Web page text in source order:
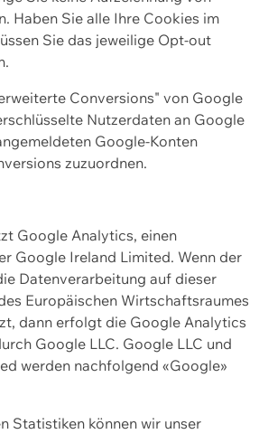
Haben Sie alle Ihre Cookies im
Sie das jeweilige Opt-out
Conversions" von Google
Nutzerdaten an Google
Google-Konten
zuzuordnen.
Google Analytics, einen
Google Ireland Limited. Wenn der
Datenverarbeitung auf dieser
Europäischen Wirtschaftsraumes
dann erfolgt die Google Analytics
Google LLC. Google LLC und
werden nachfolgend «Google»
Statistiken können wir unser